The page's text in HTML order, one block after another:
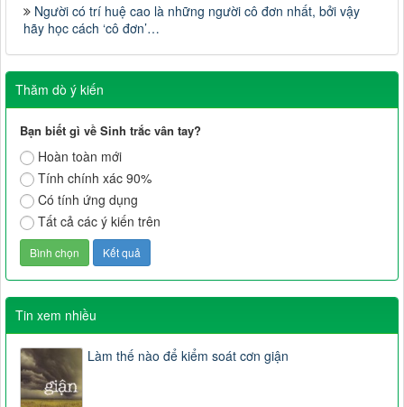
Người có trí huệ cao là những người cô đơn nhất, bởi vậy
hãy học cách ‘cô đơn’…
Thăm dò ý kiến
Bạn biết gì về Sinh trắc vân tay?
Hoàn toàn mới
Tính chính xác 90%
Có tính ứng dụng
Tất cả các ý kiến trên
Tin xem nhiều
Làm thế nào để kiểm soát cơn giận